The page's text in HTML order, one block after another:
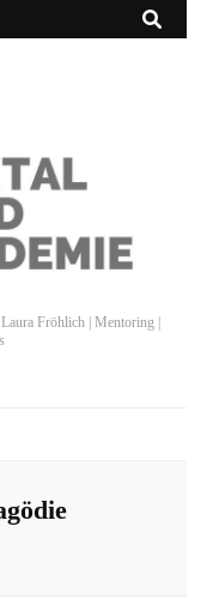
Fröhlich | Mentoring |